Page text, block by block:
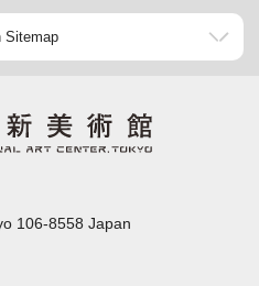
Sitemap
106-8558 Japan